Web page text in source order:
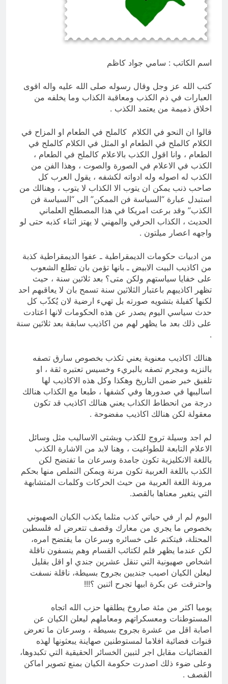
انتهت الحرب… لكن لم ينتهي
الموت
اسم الكاتب : سامي جواد كاظم
كتب الله عز وجل وقال رسوله صلى الله عليه واله اقوى
العبارات في ذم الكذب ومعاقبة الكذاب وما يخلفه من
اخلاق ذميمة من يعتمد الكذب .
قالوا ان النحو في الكلام كالملح في الطعام او المزاح في
الكلام كالملح في الطعام او المثل في الكلام كالملح في
الطعام ، وانا اقول الكذب بالاعلام كالملح في الطعام ،
الكذب في الاعلام في الصورة والصوت ، وهذا الفن من
الكذب له اصوله وله ادواته لكشفه ، يقول العرب كل
صاحب ذنب يمكن ان يتوب الا الكذاب لا يتوب ، وهنالك من
استبدل عبارة “السياسة فن الممكن” الى “السياسة فن
الكذب” وقد برعت امريكا في هذا المصطلح العلماني
الحديث ، الكذاب الحرفي والمهني لا يهتز اثناء كذبه حتى لو
واجهه اعصار ميلتون .
من ادبيات حكومات الديمقراطية ـ عفوا الديمقراطية كذبة
من اكاذيب البيت الابيض ـ بانها تؤمن بان تطلع الشعوب
على خفايا سياستهم ولكن متى؟ بعد ثلاثين سنة ، حيث
تظهر اكاذيبهم باعتبار الثلاثين سنة تسمح بان لا يعاقبهم احد
لكنها كفيلة بتشويه صورته بل تهيء ارضية لان يُكذّب كل
حدث سياسي اليوم يصدر عن هذه الحكومات لانها اعتادت
على ذلك بعد ما يظهر لهم من اكاذيب سابقة بعد ثلاثين سنة
.
هنالك اكاذيب معنوية يعني تكذب بخصوص سارق تصفه
بالنزيه ومجرم تصفه بالبريء وخسيس تعتبره ثقة ، او
تلفيق خبر ضمن التاريخ وهكذا وكل هذه الاكاذيب لها
اساليبها في صدورها وفي كشفها ، طبعا مع الكذاب هنالك
درجة من انحطاط الكذاب يعني هنالك اكاذيب قد تكون
معقولة لكن هنالك اكاذيب مفضوحة .
لم اجد وسيلة تروج للكذب وبشتى الاساليب مثل وسائل
الاعلام التابعة للطواغيت ، وهنا لابد من الاشارة الكذب
باللغة الانكليزية تكون جامدة وسرعان ما تفتضح لكن
الكذب باللغة العربية تكون مرنة ويمكن التملص منها بحكم
مرونة اللغة العربية من حيث الحركات وكلمات المتشابهة
التي يتغير معناها بالقصد.
اليوم لم ار في حياتي كذب مثلما يكذب الكيان الصهيوني
بخصوص ما يجري من معارك وقصف تتعرض له فلسطين
المحتلة، فيتكتم على خسائره وسرعان ما يفتضح امره،
لكن عندما يظهر فلم لكتائب القسام وهم ينسفون ناقلة
اشخاص صهيونية التي تنقل عشرين جندي او اقل بقليل
ليعلن الكيان اصيب جنديين بجروح بسيطة، ناقلة نسفت
واحترقت عن بكرة ابيها تجرح اثنين ؟!!!
يوميا اكثر من مئة صاروخ يطلقها حزب الله اتجاه
المستوطنات ومعسكراتهم ومعاملهم ليعلن الكيان عن
اصابة اقل من عشرة بجروح بسيطة ، وسرعان ما تعرض
قنوات فضائية افلاما لمستوطنين صهاينة يبعثونها لهذه
الفضائيات مقابل اجر لتبين الخسائر الحقيقية التي تكبدوها،
وعلى ضوء ذلك اصدرت حكومة الكيان بمنع تصوير اماكن
القصف .